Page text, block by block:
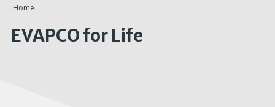
You
are
here
Home
EVAPCO for Life